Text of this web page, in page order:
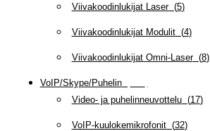
Viivakoodinlukijat Laser(5)
Viivakoodinlukijat Modulit(4)
Viivakoodinlukijat Omni-Laser(8)
VoIP/Skype/Puhelin(
Video- ja puhelinneuvottelu(17)
VoIP-kuulokemikrofonit(32)